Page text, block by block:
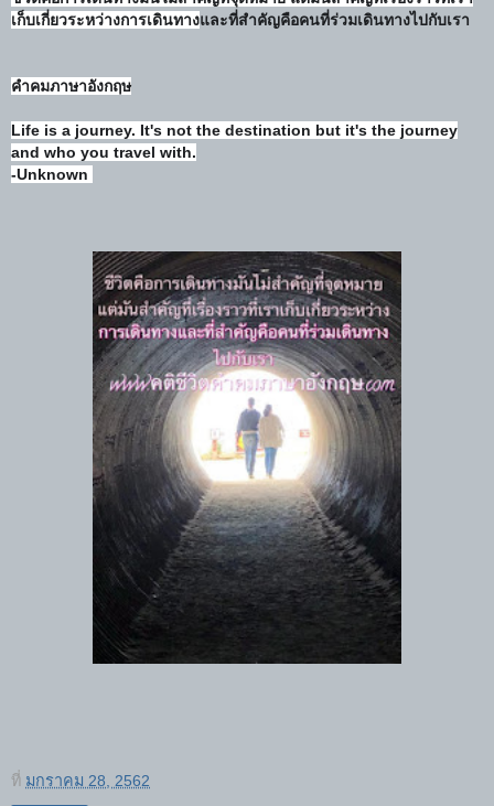
เก็บเกี่ยวระหว่างการเดินทางและที่สำคัญคือคนที่ร่วมเดินทางไปกับเรา
คำคมภาษาอังกฤษ
Life is a journey. It's not the destination but it's the journey
and who you travel with.
-Unknown
ที่ มกราคม 28, 2562